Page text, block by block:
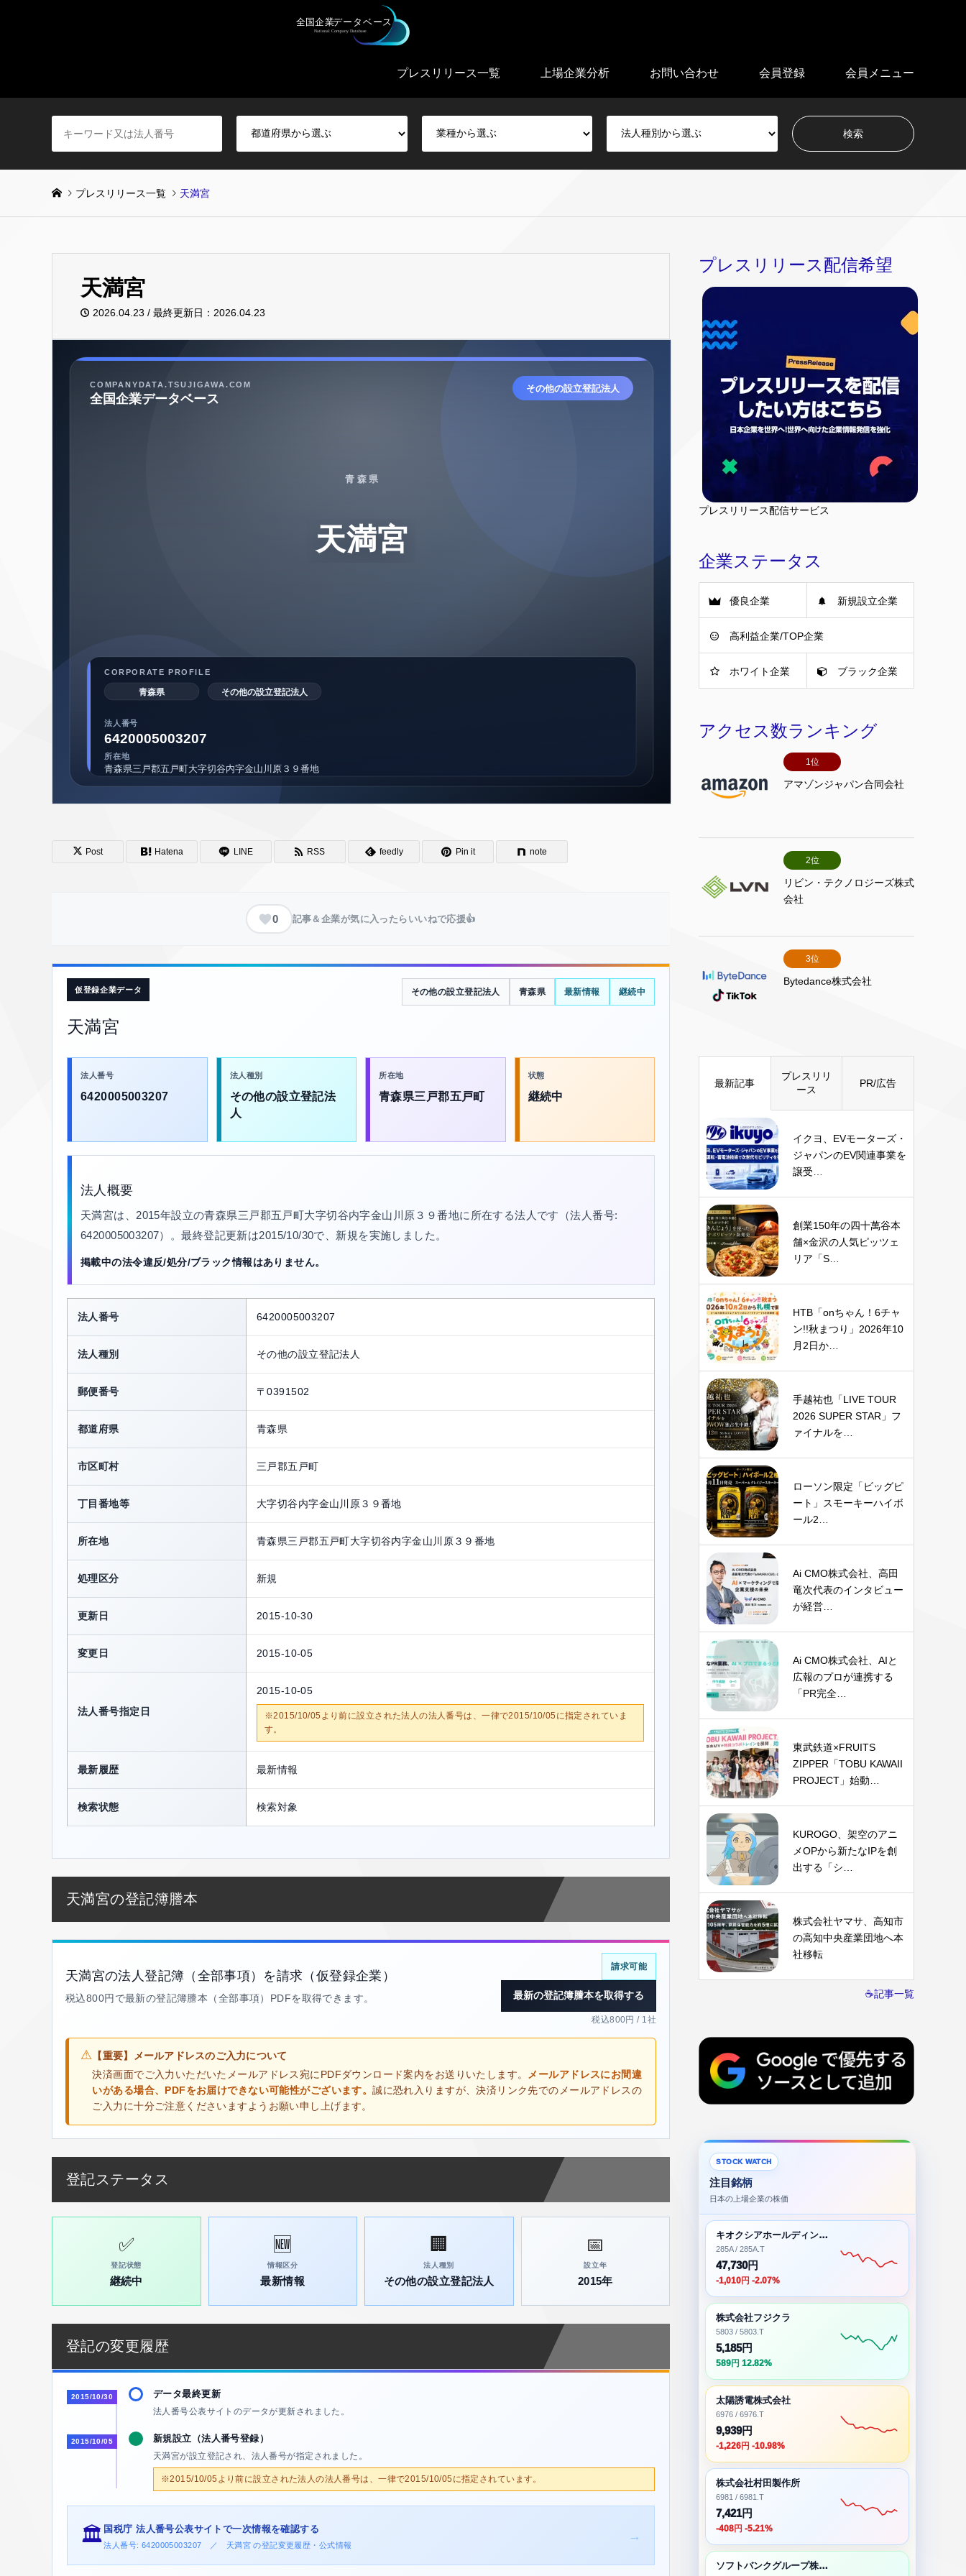
プレスリリース一覧 上場企業分析 お問い合わせ 会員登録 会員メニュー
プレスリリース一覧 天満宮
天満宮
2026.04.23 / 最終更新日：2026.04.23
Post Hatena LINE RSS feedly Pin it note
0 記事＆企業が気に入ったらいいねで応援👍
仮登録企業データ
天満宮
その他の設立登記法人 青森県 最新情報 継続中
法人番号
6420005003207
法人種別
その他の設立登記法
人
所在地
青森県三戸郡五戸町
状態
継続中
法人概要
天満宮は、2015年設立の青森県三戸郡五戸町大字切谷内字金山川原３９番地に所在する法人です（法人番号:
6420005003207）。最終登記更新は2015/10/30で、新規を実施しました。
掲載中の法令違反/処分/ブラック情報はありません。
法人番号 6420005003207
法人種別 その他の設立登記法人
郵便番号 〒0391502
都道府県 青森県
市区町村 三戸郡五戸町
丁目番地等 大字切谷内字金山川原３９番地
所在地 青森県三戸郡五戸町大字切谷内字金山川原３９番地
処理区分 新規
更新日 2015-10-30
変更日 2015-10-05
法人番号指定日
2015-10-05
※2015/10/05より前に設立された法人の法人番号は、一律で2015/10/05に指定されていま
す。
最新履歴 最新情報
検索状態 検索対象
天満宮の登記簿謄本
天満宮の法人登記簿（全部事項）を請求（仮登録企業）
税込800円で最新の登記簿謄本（全部事項）PDFを取得できます。
請求可能
最新の登記簿謄本を取得する
税込800円 / 1社
⚠ 【重要】メールアドレスのご入力について
決済画面でご入力いただいたメールアドレス宛にPDFダウンロード案内をお送りいたします。 メールアドレスにお間違
いがある場合、PDFをお届けできない可能性がございます。誠に恐れ入りますが、決済リンク先でのメールアドレスの
ご入力に十分ご注意くださいますようお願い申し上げます。
登記ステータス
✅
登記状態
継続中
🆕
情報区分
最新情報
🏢
法人種別
その他の設立登記法人
📅
設立年
2015年
登記の変更履歴
2015/10/30 データ最終更新
法人番号公表サイトのデータが更新されました。
2015/10/05 新規設立（法人番号登録）
天満宮が設立登記され、法人番号が指定されました。
※2015/10/05より前に設立された法人の法人番号は、一律で2015/10/05に指定されています。
🏛️ 国税庁 法人番号公表サイトで一次情報を確認する
法人番号: 6420005003207 ／ 天満宮 の登記変更履歴・公式情報
→
プレスリリース配信希望
プレスリリース配信サービス
企業ステータス
優良企業 新規設立企業
高利益企業/TOP企業
ホワイト企業 ブラック企業
アクセス数ランキング
1位
アマゾンジャパン合同会社
2位
リビン・テクノロジーズ株式
会社
3位
Bytedance株式会社
最新記事
プレスリリ
ース
PR/広告
イクヨ、EVモーターズ・
ジャパンのEV関連事業を
譲受…
創業150年の四十萬谷本
舗×金沢の人気ピッツェ
リア「S…
HTB「onちゃん！6チャ
ン!!秋まつり」2026年10
月2日か…
手越祐也「LIVE TOUR
2026 SUPER STAR」フ
ァイナルを…
ローソン限定「ビッグピ
ート」スモーキーハイボ
ール2…
Ai CMO株式会社、高田
竜次代表のインタビュー
が経営…
Ai CMO株式会社、AIと
広報のプロが連携する
「PR完全…
東武鉄道×FRUITS
ZIPPER「TOBU KAWAII
PROJECT」始動…
KUROGO、架空のアニ
メOPから新たなIPを創
出する「シ…
株式会社ヤマサ、高知市
の高知中央産業団地へ本
社移転
☕記事一覧
STOCK WATCH
注目銘柄
日本の上場企業の株価
キオクシアホールディングス株式会社
285A / 285A.T
47,730円
-1,010円 -2.07%
株式会社フジクラ
5803 / 5803.T
5,185円
589円 12.82%
太陽誘電株式会社
6976 / 6976.T
9,939円
-1,226円 -10.98%
株式会社村田製作所
6981 / 6981.T
7,421円
-408円 -5.21%
ソフトバンクグループ株式会社